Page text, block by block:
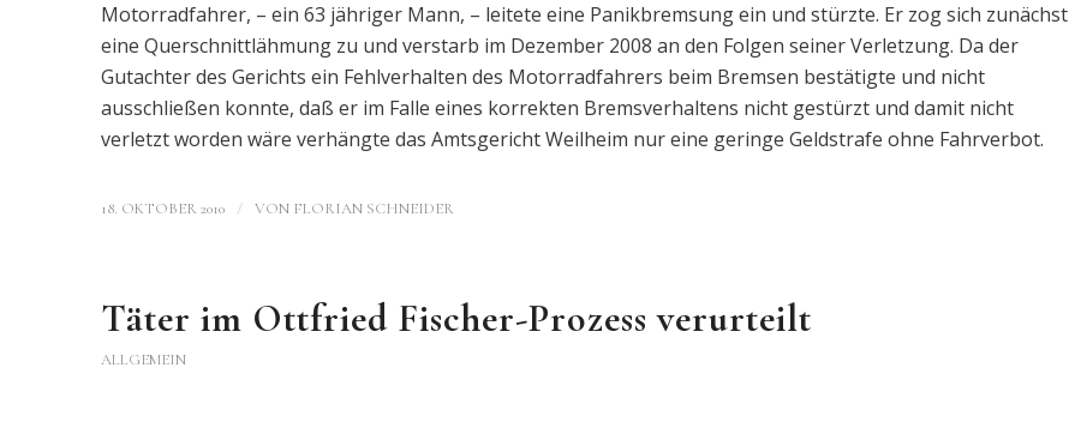
Motorradfahrer, – ein 63 jähriger Mann, – leitete eine Panikbremsung ein und stürzte. Er zog sich zunächst
eine Querschnittlähmung zu und verstarb im Dezember 2008 an den Folgen seiner Verletzung. Da der
Gutachter des Gerichts ein Fehlverhalten des Motorradfahrers beim Bremsen bestätigte und nicht
ausschließen konnte, daß er im Falle eines korrekten Bremsverhaltens nicht gestürzt und damit nicht
verletzt worden wäre verhängte das Amtsgericht Weilheim nur eine geringe Geldstrafe ohne Fahrverbot.
18. OKTOBER 2010 / VON FLORIAN SCHNEIDER
Täter im Ottfried Fischer-Prozess verurteilt
ALLGEMEIN